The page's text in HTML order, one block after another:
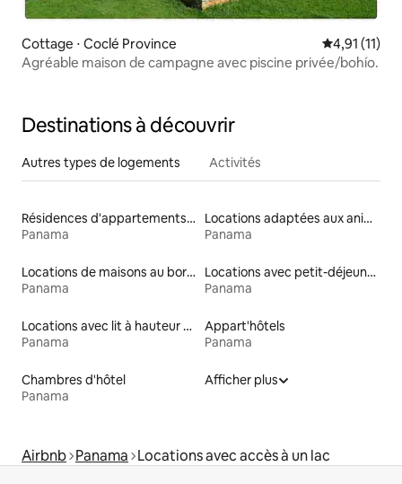
Cottage ⋅ Coclé Province Évaluation
4,91 (11)
Agréable maison de campagne avec piscine privée/bohío.
Destinations à découvrir
Autres types de logements Activités
Résidences d'appartements en bord de mer
Panama
Locations adaptées aux animaux
Panama
Locations de maisons au bord d'un lac
Panama
Locations avec petit-déjeuner
Panama
Locations avec lit à hauteur adaptée
Panama
Appart'hôtels
Panama
Chambres d'hôtel
Panama
Afficher plus
Airbnb Panama Locations avec accès à un lac